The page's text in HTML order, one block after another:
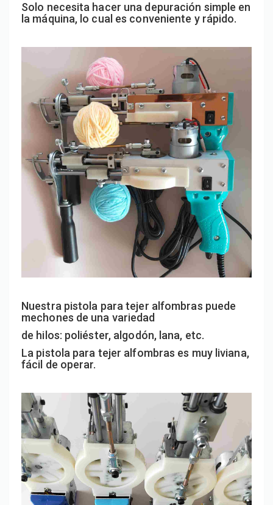
Solo necesita hacer una depuración simple en
la máquina, lo cual es conveniente y rápido.
Nuestra pistola para tejer alfombras puede
mechones de una variedad
de hilos: poliéster, algodón, lana, etc.
La pistola para tejer alfombras es muy liviana,
fácil de operar.